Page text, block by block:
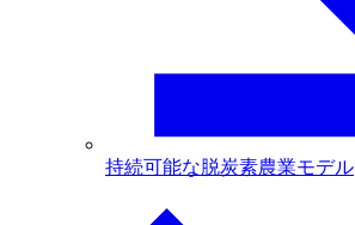
持続可能な脱炭素農業モデル